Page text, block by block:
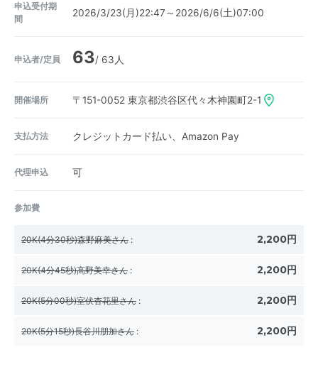
申込受付期
間
2026/3/23(月)22:47～2026/6/6(土)07:00
申込者/定員 63/ 63人
開催場所 〒151-0052 東京都渋谷区代々木神園町2-1
支払方法 クレジットカード払い、Amazon Pay
代理申込 可
参加費
20K(4分30秒)森野麻美さん : 2,200円
20K(4分45秒)高野美幸さん : 2,200円
20K(5分00秒)室伏杏花里さん : 2,200円
20K(5分15秒)長谷川朋加さん : 2,200円